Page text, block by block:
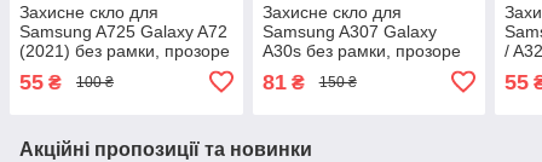
Захисне скло для
Samsung A725 Galaxy A72
(2021) без рамки, прозоре
55 ₴ 100 ₴
Захисне скло для
Samsung A307 Galaxy
A30s без рамки, прозоре
81₴ 150 ₴
/
55
Акційні пропозиції та новинки